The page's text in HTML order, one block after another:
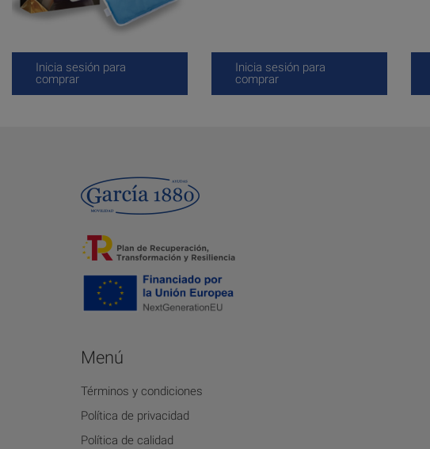
Inicia sesión para
comprar
Inicia sesión para
comprar
Menú
Términos y condiciones
Política de privacidad
Política de calidad